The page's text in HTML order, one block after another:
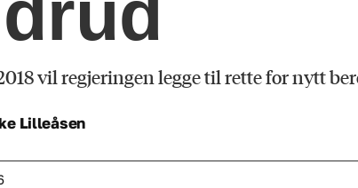
vil regjeringen legge til rette for nytt
Lilleåsen